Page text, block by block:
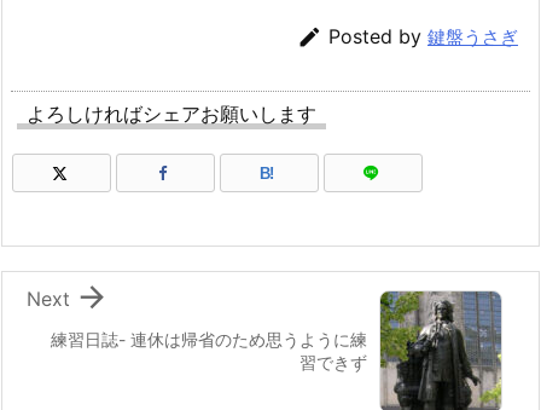
 Posted by 鍵盤うさぎ
よろしければシェアお願いします
B!
練習日誌- 連休は帰省のため思うように練
習できず

Next